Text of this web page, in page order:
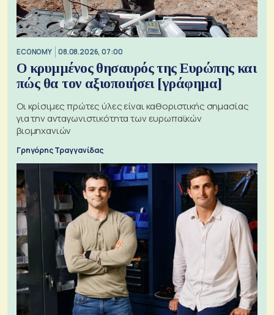
ECONOMY 08.08.2026, 07:00
Ο κρυμμένος θησαυρός της Ευρώπης και
πώς θα τον αξιοποιήσει [γράφημα]
Οι κρίσιμες πρώτες ύλες είναι καθοριστικής σημασίας
για την ανταγωνιστικότητα των ευρωπαϊκών
βιομηχανιών
Γρηγόρης Τραγγανίδας